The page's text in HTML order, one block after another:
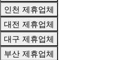
인천 제휴업체
대전 제휴업체
대구 제휴업체
부산 제휴업체